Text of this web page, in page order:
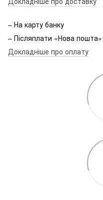
– На карту банку
– Післяплати «Нова
Докладніше про оплату